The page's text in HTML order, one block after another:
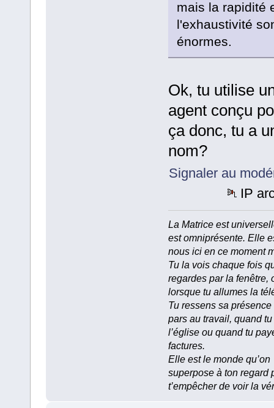
mais la rapidité
l'exhaustivité
énormes.
Ok, tu utilise
agent conçu
ça donc, tu a
nom?
Signaler au
IP
La Matrice est
est omniprésente. Elle
nous ici en ce moment
Tu la vois chaque fois
regardes par la fenêtre,
lorsque tu allumes la
Tu ressens sa
pars au travail, quand
l’église ou quand tu
factures.
Elle est le monde qu’on
superpose à ton regard
t’empêcher de voir la